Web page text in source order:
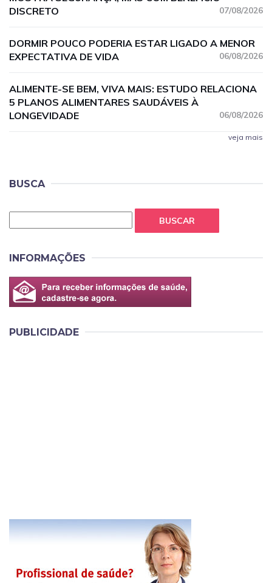
DISCRETO
07/08/2026
DORMIR POUCO PODERIA ESTAR LIGADO A MENOR
EXPECTATIVA DE VIDA
06/08/2026
ALIMENTE-SE BEM, VIVA MAIS: ESTUDO RELACIONA
5 PLANOS ALIMENTARES SAUDÁVEIS À
LONGEVIDADE
06/08/2026
veja mais
BUSCA
BUSCAR
INFORMAÇÕES
PUBLICIDADE